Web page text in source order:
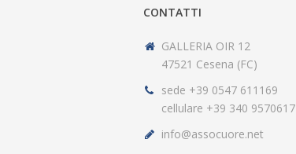
CONTATTI
GALLERIA OIR 12
47521 Cesena (FC)
sede +39 0547 611169
cellulare +39 340 9570617
info@assocuore.net